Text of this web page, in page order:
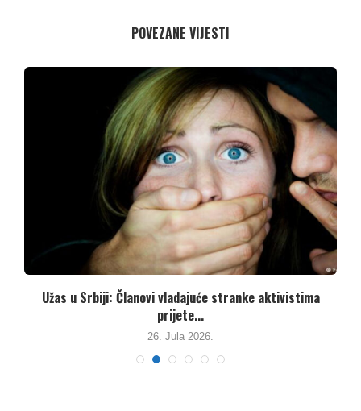
POVEZANE VIJESTI
Užas u Srbiji: Članovi vladajuće stranke aktivistima
prijete...
26. Jula 2026.